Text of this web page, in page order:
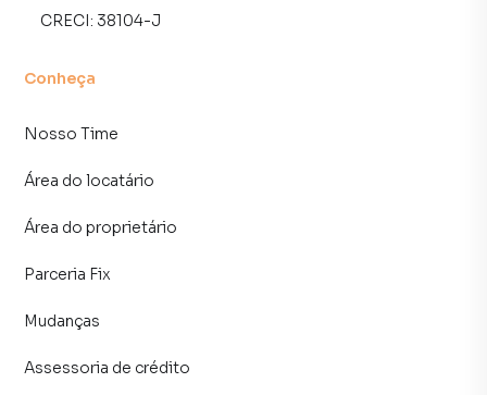
alugar seu imóvel mais rápido. Contamos também com um
proprietários e inquilinos.
CRECI: 38104-J
Conheça
Nosso Time
Área do locatário
Área do proprietário
Parceria Fix
Mudanças
Assessoria de crédito